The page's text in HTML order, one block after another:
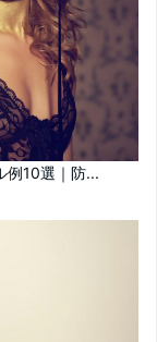
例10選｜防...